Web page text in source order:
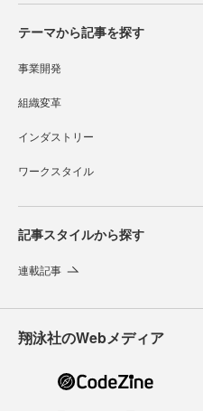
テーマから記事を探す
事業開発
組織変革
インダストリー
ワークスタイル
記事スタイルから探す
連載記事
翔泳社のWebメディア